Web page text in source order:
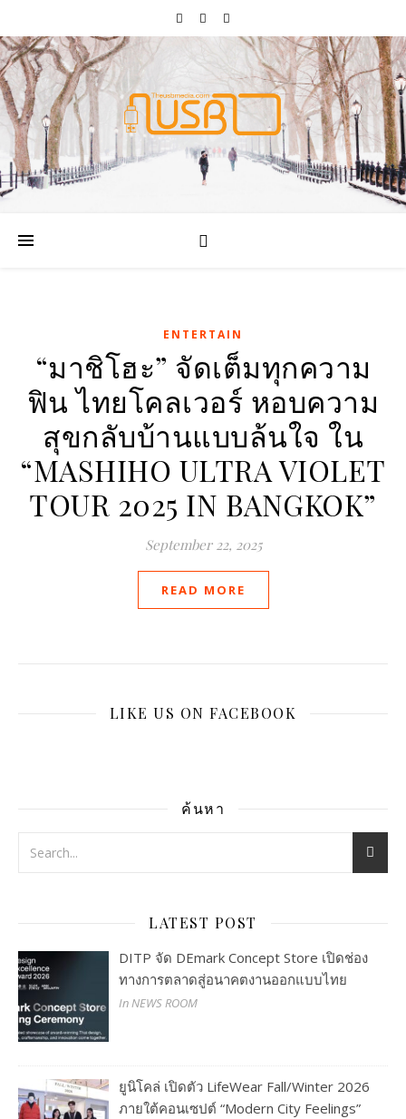
ENTERTAIN
“มาชิโฮะ” จัดเต็มทุกความ
ฟิน ไทยโคลเวอร์ หอบความ
สุขกลับบ้านแบบล้นใจ ใน
“MASHIHO ULTRA VIOLET
TOUR 2025 IN BANGKOK”
September 22, 2025
READ MORE
LIKE US ON FACEBOOK
ค้นหา
LATEST POST
DITP จัด DEmark Concept Store เปิดช่อง
ทางการตลาดสู่อนาคตงานออกแบบไทย
In NEWS ROOM
ยูนิโคล่ เปิดตัว LifeWear Fall/Winter 2026
ภายใต้คอนเซปต์ “Modern City Feelings”